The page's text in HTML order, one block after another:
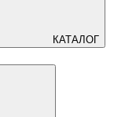
КАТАЛОГ